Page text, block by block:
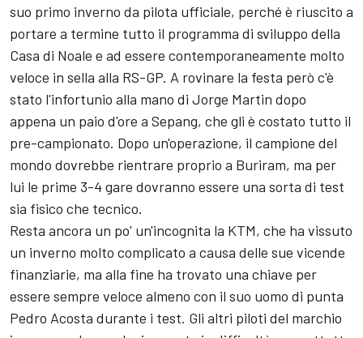
suo primo inverno da pilota ufficiale, perché è riuscito a
portare a termine tutto il programma di sviluppo della
Casa di Noale e ad essere contemporaneamente molto
veloce in sella alla RS-GP. A rovinare la festa però c'è
stato l'infortunio alla mano di Jorge Martin dopo
appena un paio d'ore a Sepang, che gli è costato tutto il
pre-campionato. Dopo un'operazione, il campione del
mondo dovrebbe rientrare proprio a Buriram, ma per
lui le prime 3-4 gare dovranno essere una sorta di test
sia fisico che tecnico.
Resta ancora un po' un'incognita la KTM, che ha vissuto
un inverno molto complicato a causa delle sue vicende
finanziarie, ma alla fine ha trovato una chiave per
essere sempre veloce almeno con il suo uomo di punta
Pedro Acosta durante i test. Gli altri piloti del marchio